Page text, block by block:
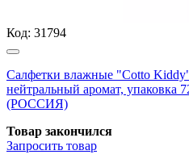
Код: 31794
Салфетки влажные "Cotto
нейтральный аромат, упаковка
(РОССИЯ)
Товар закончился
Запросить товар